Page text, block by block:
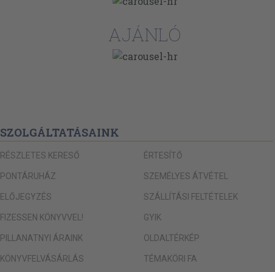
140
140
AJÁNLÓ
SZOLGÁLTATÁSAINK
RÉSZLETES KERESŐ
PONTÁRUHÁZ
ELŐJEGYZÉS
FIZESSEN KÖNYVVEL!
PILLANATNYI ÁRAINK
KÖNYVFELVÁSÁRLÁS
ÉRTESÍTŐ
SZEMÉLYES ÁTVÉTEL
SZÁLLÍTÁSI FELTÉTELEK
GYIK
OLDALTÉRKÉP
TÉMAKÖRI FA